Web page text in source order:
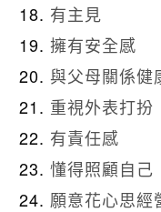
有主見
擁有安全感
與父母關係健
重視外表打扮
有責任感
懂得照顧自己
願意花心思經